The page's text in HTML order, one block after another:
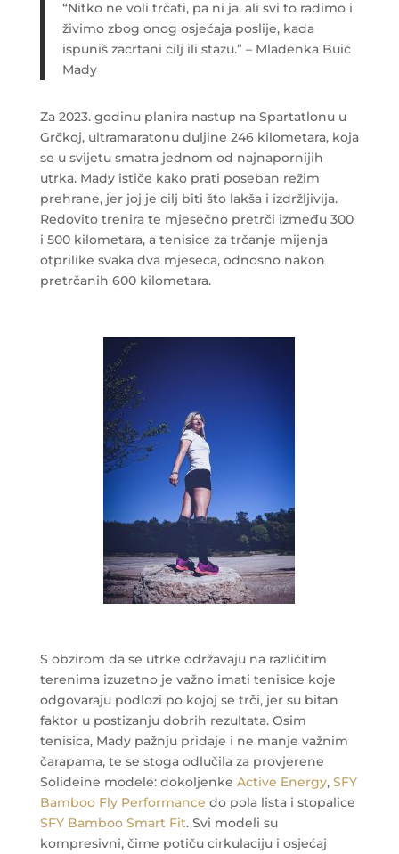
“Nitko ne voli trčati, pa ni ja, ali svi to radimo i
živimo zbog onog osjećaja poslije, kada
ispuniš zacrtani cilj ili stazu.” – Mladenka Buić
Mady
Za 2023. godinu planira nastup na Spartatlonu u
Grčkoj, ultramaratonu duljine 246 kilometara, koja
se u svijetu smatra jednom od najnapornijih
utrka. Mady ističe kako prati poseban režim
prehrane, jer joj je cilj biti što lakša i izdržljivija.
Redovito trenira te mjesečno pretrči između 300
i 500 kilometara, a tenisice za trčanje mijenja
otprilike svaka dva mjeseca, odnosno nakon
pretrčanih 600 kilometara.
S obzirom da se utrke održavaju na različitim
terenima izuzetno je važno imati tenisice koje
odgovaraju podlozi po kojoj se trči, jer su bitan
faktor u postizanju dobrih rezultata. Osim
tenisica, Mady pažnju pridaje i ne manje važnim
čarapama, te se stoga odlučila za provjerene
Solideine modele: dokoljenke Active Energy, SFY
Bamboo Fly Performance do pola lista i stopalice
SFY Bamboo Smart Fit. Svi modeli su
kompresivni, čime potiču cirkulaciju i osjećaj